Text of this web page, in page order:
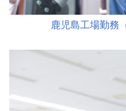
鹿児島工場勤務